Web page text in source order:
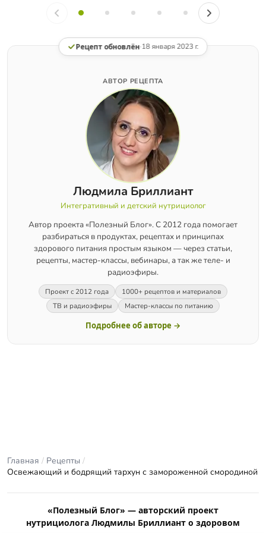
Рецепт обновлён·18 января 2023 г.
АВТОР РЕЦЕПТА
Людмила Бриллиант
Интегративный и детский нутрициолог
Автор проекта «Полезный Блог». С 2012 года помогает
разбираться в продуктах, рецептах и принципах
здорового питания простым языком — через статьи,
рецепты, мастер-классы, вебинары, а так же теле- и
радиоэфиры.
Проект с 2012 года
1000+ рецептов и материалов
ТВ и радиоэфиры
Мастер-классы по питанию
Подробнее об авторе →
Главная / Рецепты /
Освежающий и бодрящий тархун с замороженной смородиной
«Полезный Блог» — авторский проект
нутрициолога Людмилы Бриллиант о здоровом